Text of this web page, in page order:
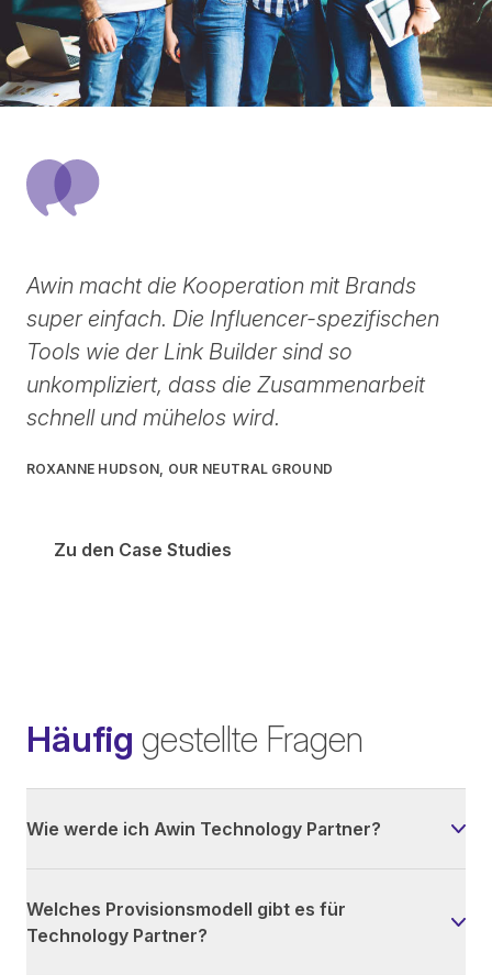
Awin macht die Kooperation mit Brands
super einfach. Die Influencer-spezifischen
Tools wie der Link Builder sind so
unkompliziert, dass die Zusammenarbeit
schnell und mühelos wird.
ROXANNE HUDSON, OUR NEUTRAL GROUND
Zu den Case Studies
Häufig gestellte Fragen
Wie werde ich Awin Technology Partner?
Welches Provisionsmodell gibt es für
Technology Partner?